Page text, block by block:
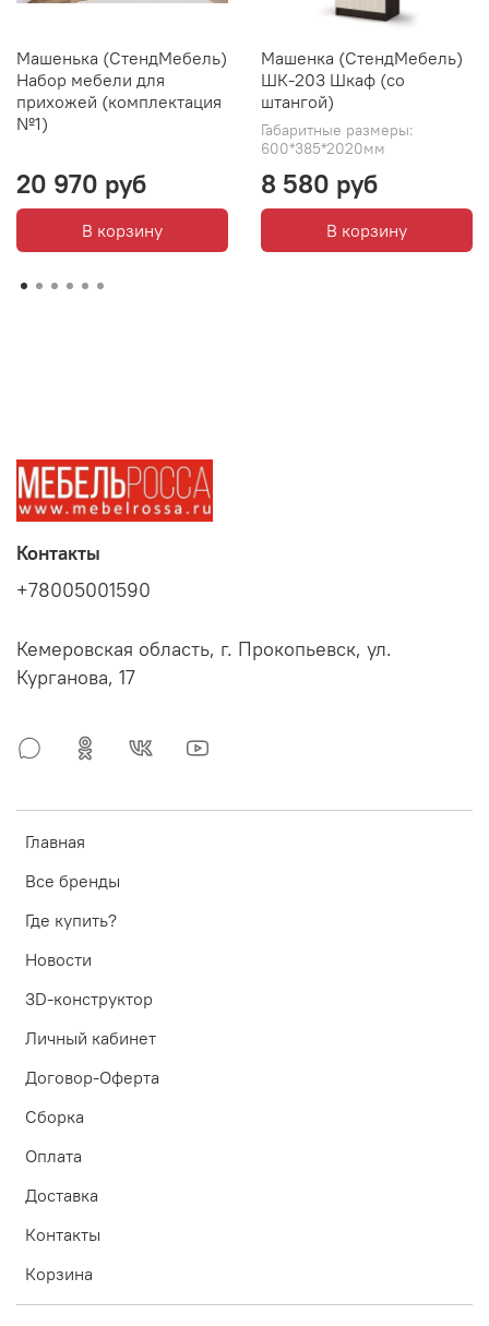
Машенька (СтендМебель)
Набор мебели для
прихожей (комплектация
№1)
20 970 руб
В корзину
Машенка (СтендМебель)
ШК-203 Шкаф (со
штангой)
Габаритные размеры:
600*385*2020мм
8 580 руб
В корзину
Главная
Все бренды
Где купить?
Новости
3D-конструктор
Личный кабинет
Договор-Оферта
Сборка
Оплата
Доставка
Контакты
Корзина
Контакты
+78005001590
Кемеровская область, г. Прокопьевск, ул.
Курганова, 17